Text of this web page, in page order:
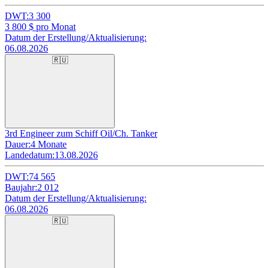
DWT:3 300
3 800 $ pro Monat
Datum der Erstellung/Aktualisierung:
06.08.2026
🇷🇺
3rd Engineer zum Schiff Oil/Ch. Tanker
Dauer:4 Monate
Landedatum:13.08.2026
DWT:74 565
Baujahr:2 012
Datum der Erstellung/Aktualisierung:
06.08.2026
🇷🇺